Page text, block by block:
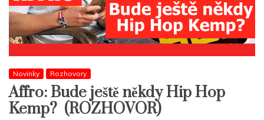
Novinky Rozhovory
Affro: Bude ještě někdy Hip Hop
Kemp? (ROZHOVOR)